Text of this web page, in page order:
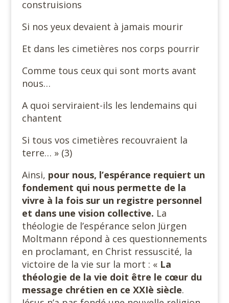
construisions
Si nos yeux devaient à jamais mourir
Et dans les cimetières nos corps pourrir
Comme tous ceux qui sont morts avant
nous…
A quoi serviraient-ils les lendemains qui
chantent
Si tous vos cimetières recouvraient la
terre… » (3)
Ainsi, pour nous, l’espérance requiert un
fondement qui nous permette de la
vivre à la fois sur un registre personnel
et dans une vision collective. La
théologie de l’espérance selon Jürgen
Moltmann répond à ces questionnements
en proclamant, en Christ ressuscité, la
victoire de la vie sur la mort : « La
théologie de la vie doit être le cœur du
message chrétien en ce XXIè siècle.